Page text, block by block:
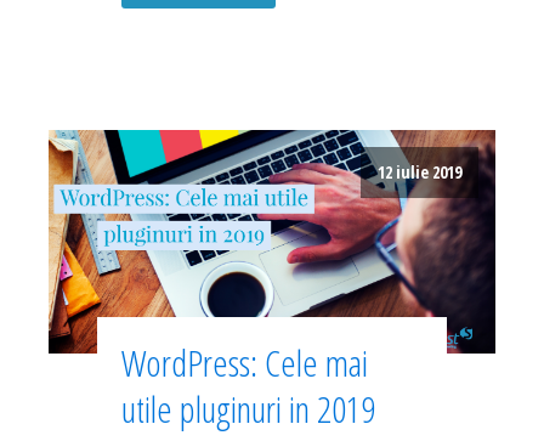
12 iulie 2019
WordPress: Cele mai
utile pluginuri in 2019